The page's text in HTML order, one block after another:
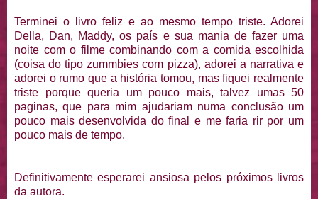
Terminei o livro feliz e ao mesmo tempo triste. Adorei
Della, Dan, Maddy, os país e sua mania de fazer uma
noite com o filme combinando com a comida escolhida
(coisa do tipo zummbies com pizza), adorei a narrativa e
adorei o rumo que a história tomou, mas fiquei realmente
triste porque queria um pouco mais, talvez umas 50
paginas, que para mim ajudariam numa conclusão um
pouco mais desenvolvida do final e me faria rir por um
pouco mais de tempo.
Definitivamente esperarei ansiosa pelos próximos livros
da autora.